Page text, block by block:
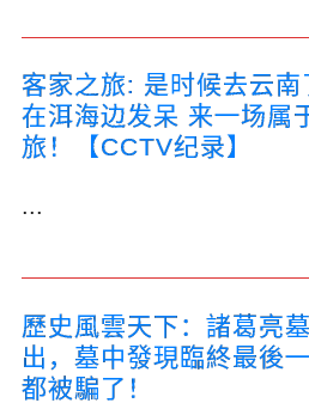
客家之旅: 是时候去云南
在洱海边发呆 来一场属
旅！【CCTV纪录】
...
歷史風雲天下：諸葛亮
出，墓中發現臨終最後
都被騙了！